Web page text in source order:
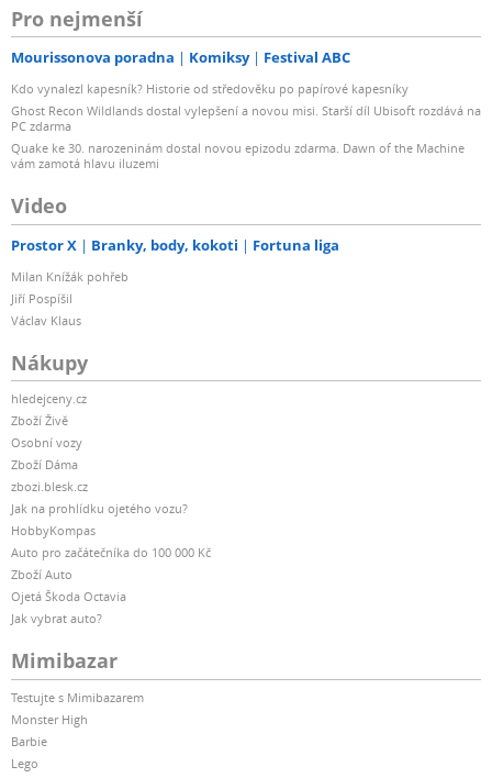
Pro nejmenší
Mourissonova poradna Komiksy Festival ABC
Kdo vynalezl kapesník? Historie od středověku po papírové kapesníky
Ghost Recon Wildlands dostal vylepšení a novou misi. Starší díl Ubisoft rozdává na
PC zdarma
Quake ke 30. narozeninám dostal novou epizodu zdarma. Dawn of the Machine
vám zamotá hlavu iluzemi
Video
Prostor X Branky, body, kokoti Fortuna liga
Milan Knížák pohřeb
Jiří Pospíšil
Václav Klaus
Nákupy
hledejceny.cz
Zboží Živě
Osobní vozy
Zboží Dáma
zbozi.blesk.cz
Jak na prohlídku ojetého vozu?
HobbyKompas
Auto pro začátečníka do 100 000 Kč
Zboží Auto
Ojetá Škoda Octavia
Jak vybrat auto?
Mimibazar
Testujte s Mimibazarem
Monster High
Barbie
Lego